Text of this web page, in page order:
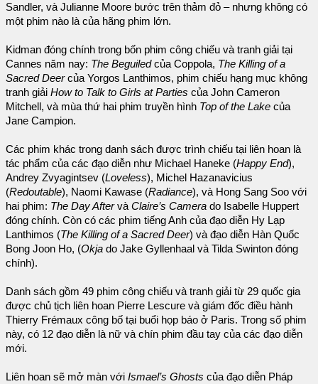
Sandler, và Julianne Moore bước trên thảm đỏ – nhưng không có
một phim nào là của hãng phim lớn.
Kidman đóng chính trong bốn phim công chiếu và tranh giải tại
Cannes năm nay: The Beguiledcủa Coppola, The Killing of a
Sacred Deercủa Yorgos Lanthimos, phim chiếu hạng mục không
tranh giải How to Talk to Girls at Parties của John Cameron
Mitchell, và mùa thứ hai phim truyền hình Top of the Lake của
Jane Campion.
Các phim khác trong danh sách được trình chiếu tại liên hoan là
tác phẩm của các đạo diễn như Michael Haneke (Happy End),
Andrey Zvyagintsev (Loveless), Michel Hazanavicius
(Redoutable), Naomi Kawase (Radiance), và Hong Sang Soo với
hai phim: The Day Aftervà Claire’s Camera do Isabelle Huppert
đóng chính. Còn có các phim tiếng Anh của đạo diễn Hy Lạp
Lanthimos (The Killing of a Sacred Deer) và đạo diễn Hàn Quốc
Bong Joon Ho, (Okja do Jake Gyllenhaal và Tilda Swinton đóng
chính).
Danh sách gồm 49 phim công chiếu và tranh giải từ 29 quốc gia
được chủ tịch liên hoan Pierre Lescure và giám đốc điều hành
Thierry Frémaux công bố tại buổi họp báo ở Paris. Trong số phim
này, có 12 đạo diễn là nữ và chín phim đầu tay của các đạo diễn
mới.
Liên hoan sẽ mở màn với Ismael’s Ghosts của đạo diễn Pháp